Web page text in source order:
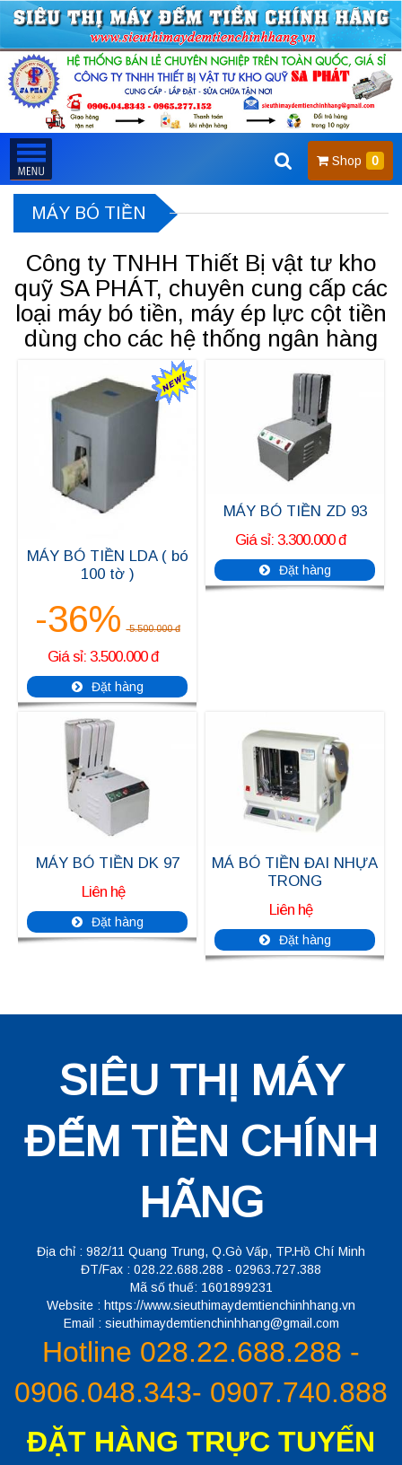
Shop 0
MÁY BÓ TIỀN
Công ty TNHH Thiết Bị vật tư kho
quỹ SA PHÁT, chuyên cung cấp các
loại máy bó tiền, máy ép lực cột tiền
dùng cho các hệ thống ngân hàng
MÁY BÓ TIỀN LDA ( bó
100 tờ )
-36% 5.500.000 đ
Giá sỉ: 3.500.000 đ
Đặt hàng
MÁY BÓ TIỀN ZD 93
Giá sỉ: 3.300.000 đ
Đặt hàng
MÁY BÓ TIỀN DK 97
Liên hệ
Đặt hàng
MÁ BÓ TIỀN ĐAI NHỰA
TRONG
Liên hệ
Đặt hàng
SIÊU THỊ MÁY
ĐẾM TIỀN CHÍNH
HÃNG
Địa chỉ : 982/11 Quang Trung, Q.Gò Vấp, TP.Hồ Chí Minh
ĐT/Fax : 028.22.688.288 - 02963.727.388
Mã số thuế: 1601899231
Website : https://www.sieuthimaydemtienchinhhang.vn
Email : sieuthimaydemtienchinhhang@gmail.com
Hotline 028.22.688.288 -
0906.048.343- 0907.740.888
ĐẶT HÀNG TRỰC TUYẾN